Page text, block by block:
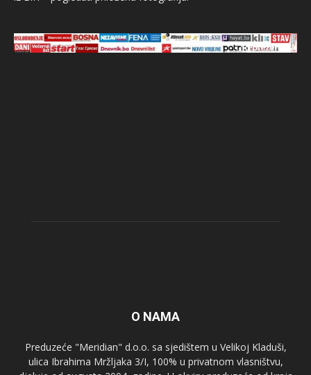
O NAMA
Preduzeće "Meridian" d.o.o. sa sjedištem u Velikoj Kladuši,
ulica Ibrahima Mržljaka 3/I, 100% u privatnom vlasništvu,